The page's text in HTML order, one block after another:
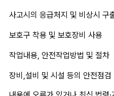
사고시의 응급처지 및 비상시 구
보호구 착용 및 보호장비 사용
작업내용, 안전작업방법 및 절차
장비,설비 및 시설 등의 안전점검